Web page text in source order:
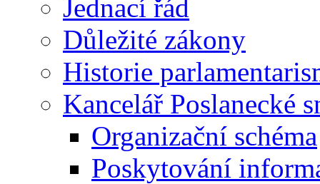
Jednací řád
Důležité zákony
Historie
Kancelář Poslanecké
Organizační schéma
Poskytování